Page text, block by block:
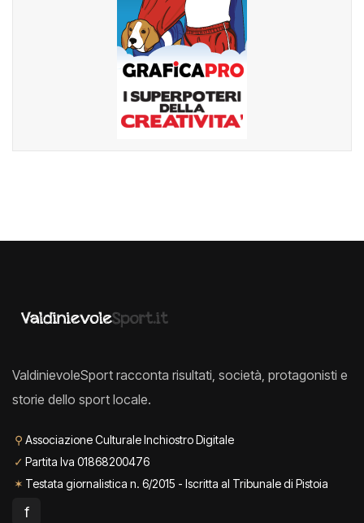
ValdinievoleSport racconta risultati, società, protagonisti e
storie dello sport locale.
⚲ Associazione Culturale Inchiostro Digitale
✓ Partita Iva 01868200476
✶ Testata giornalistica n. 6/2015 - Iscritta al Tribunale di Pistoia
f